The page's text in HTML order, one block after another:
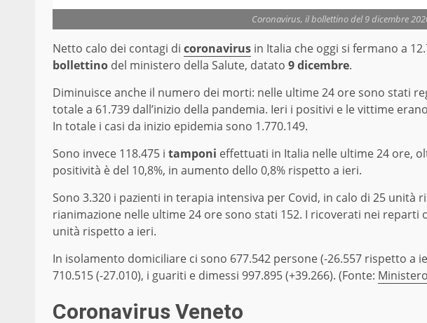
Coronavirus, il bollettino del 9 dicembre
Netto calo dei contagi di coronavirus in Italia che oggi si fermano a
bollettino del ministero della Salute, datato 9 dicembre.
Diminuisce anche il numero dei morti: nelle ultime 24 ore sono stati
totale a 61.739 dall’inizio della pandemia. Ieri i positivi e le vittime
In totale i casi da inizio epidemia sono 1.770.149.
Sono invece 118.475 i tamponi effettuati in Italia nelle ultime 24 ore,
positività è del 10,8%, in aumento dello 0,8% rispetto a ieri.
Sono 3.320 i pazienti in terapia intensiva per Covid, in calo di 25 unità
rianimazione nelle ultime 24 ore sono stati 152. I ricoverati nei reparti
unità rispetto a ieri.
In isolamento domiciliare ci sono 677.542 persone (-26.557 rispetto a
710.515 (-27.010), i guariti e dimessi 997.895 (+39.266). (Fonte:
Coronavirus Veneto